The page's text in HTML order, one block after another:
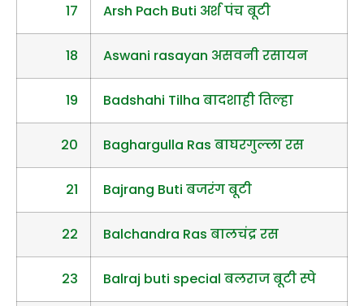
17 Arsh Pach Buti अर्श पंच बूटी
18 Aswani rasayan असवनी रसायन
19 Badshahi Tilha बादशाही तिल्हा
20 Baghargulla Ras बाघरगुल्ला रस
21 Bajrang Buti बजरंग बूटी
22 Balchandra Ras बालचंद्र रस
23 Balraj buti special बलराज बूटी स्पे